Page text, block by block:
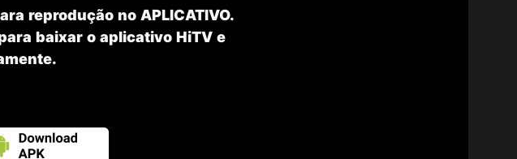
reprodução no APLICATIVO.
baixar o aplicativo HiTV e